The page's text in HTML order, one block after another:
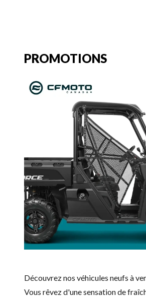
PROMOTIONS
Découvrez nos véhicules neufs à
Vous rêvez d'une sensation de